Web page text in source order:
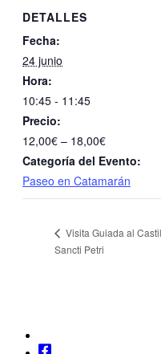
DETALLES
Fecha:
24 junio
Hora:
10:45 - 11:45
Precio:
12,00€ – 18,00€
Categoría del Evento:
Paseo en Catamarán
Visita Guiada al
Sancti Petri